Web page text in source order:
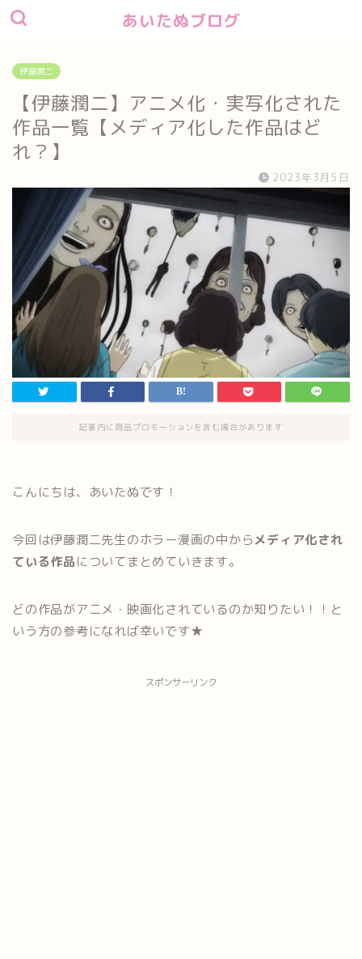
あいたぬブログ
伊藤潤二
【伊藤潤二】アニメ化・実写化された
作品一覧【メディア化した作品はど
れ？】
2023年3月5日
記事内に商品プロモーションを含む場合があります
こんにちは、あいたぬです！
今回は伊藤潤二先生のホラー漫画の中からメディア化され
ている作品についてまとめていきます。
どの作品がアニメ・映画化されているのか知りたい！！と
いう方の参考になれば幸いです★
スポンサーリンク